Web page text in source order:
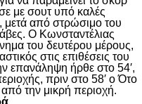
με σουτ υπό καλές
μετά από στρώσιμο του
Ο Κωνσταντέλιας
του δευτέρου μέρους,
στις επιθέσεις του
επανάληψη ήρθε στο 54′,
πριν στο 58′ ο Ότο
την μικρή περιοχή.